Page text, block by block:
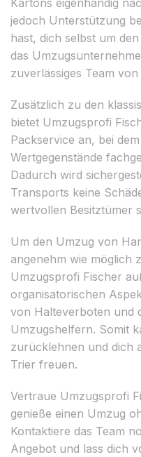
jedoch Unterstützung
hast, dich selbst um
das
zuverlässiges Team
Zusätzlich zu den
bietet Umzugsprofi
Packservice an, bei
Wertgegenstände
Dadurch wird
Transports keine
wertvollen Besitztümer
Um den Umzug von
angenehm wie möglich
Umzugsprofi Fischer
organisatorischen
von Halteverboten und
Umzugshelfern. Somit
zurücklehnen und dich
Trier freuen.
Vertraue Umzugsprofi
genieße einen Umzug
Kontaktiere das Team
Angebot und lass dich